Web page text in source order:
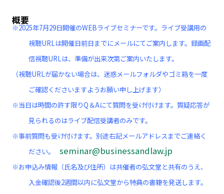
概要
※2025年7月29日開催のWEBライブセミナーです。ライブ受講用の
視聴URLは開催日前日までにメールにてご案内します。録画配
信視聴URLは、準備が出来次第ご案内いたします。
（視聴URLが届かない場合は、迷惑メールフォルダやゴミ箱を一度
ご確認くださいますようお願い申し上げます）
※当日は時間の許す限りQ＆Aにて質問を受け付けます。質疑応答が
見られるのはライブ配信受講者のみです。
※事前質問も受け付けます。別途右記メールアドレスまでご連絡く
ださい。seminar@businessandlaw.jp
※お申込み情報（氏名及び住所）は共催者の弘文堂と共有のうえ、
入金確認後2週間以内に弘文堂から特典の書籍を発送します。